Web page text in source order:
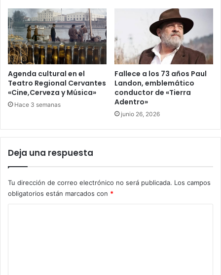
Agenda cultural en el
Teatro Regional Cervantes
«Cine,Cerveza y Música»
Hace 3 semanas
Fallece a los 73 años Paul
Landon, emblemático
conductor de «Tierra
Adentro»
junio 26, 2026
Deja una respuesta
Tu dirección de correo electrónico no será publicada. Los campos
obligatorios están marcados con *